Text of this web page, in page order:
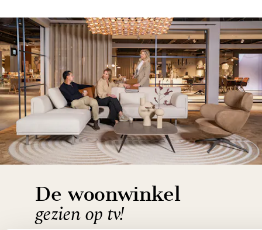
De woonwinkel
gezien op tv!